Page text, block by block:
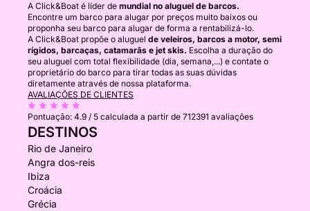
A Click&Boat é líder de mundial no aluguel de barcos.
Encontre um barco para alugar por preços muito baixos ou
proponha seu barco para alugar de forma a rentabilizá-lo.
A Click&Boat propõe o aluguel de veleiros, barcos a motor, semi
rígidos, barcaças, catamarãs e jet skis. Escolha a duração do
seu aluguel com total flexibilidade (dia, semana,...) e contate o
proprietário do barco para tirar todas as suas dúvidas
diretamente através de nossa plataforma.
AVALIAÇÕES DE CLIENTES
Pontuação: 4.9 / 5 calculada a partir de 712391 avaliações
DESTINOS
Rio de Janeiro
Angra dos-reis
Ibiza
Croácia
Grécia